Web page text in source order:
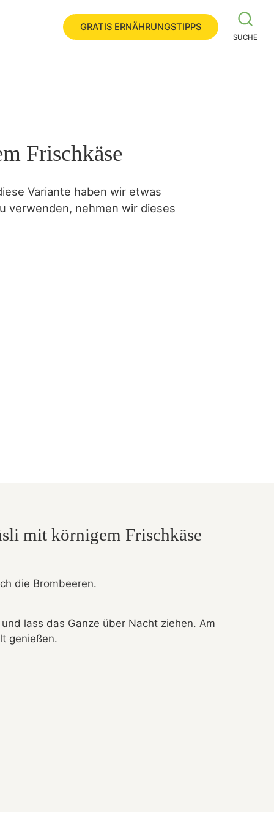
GRATIS ERNÄHRUNGSTIPPS
SUCHE
Frischkäse
Variante haben wir etwas
verwenden, nehmen wir dieses
mit körnigem Frischkäse
die Brombeeren.
lass das Ganze über Nacht ziehen. Am
genießen.